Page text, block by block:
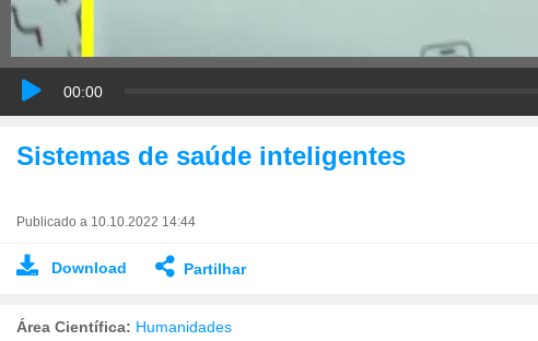
00:00
Sistemas de saúde inteligentes
Publicado a 10.10.2022 14:44
Download Partilhar
Área Científica: Humanidades